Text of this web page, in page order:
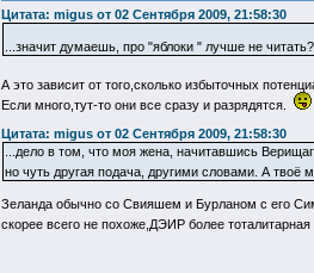
Цитата: migus от 02 Сентября 2009, 21:58:30
...значит думаешь, про "яблоки " лучше не
А это зависит от того,сколько избыточных
Если много,тут-то они все сразу и разрядятся.
Цитата: migus от 02 Сентября 2009, 21:58:30
...дело в том, что моя жена, начитавшись
но чуть другая подача, другими словами. А твоё
Зеланда обычно со Свияшем и Бурланом с его
скорее всего не похоже,ДЭИР более